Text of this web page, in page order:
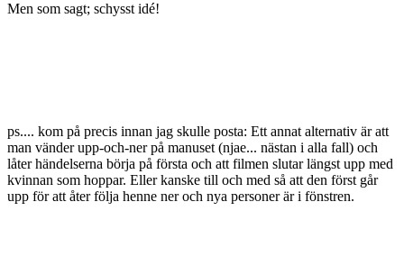
Men som sagt; schysst idé!
ps.... kom på precis innan jag skulle posta: Ett annat alternativ är att
man vänder upp-och-ner på manuset (njae... nästan i alla fall) och
låter händelserna börja på första och att filmen slutar längst upp med
kvinnan som hoppar. Eller kanske till och med så att den först går
upp för att åter följa henne ner och nya personer är i fönstren.